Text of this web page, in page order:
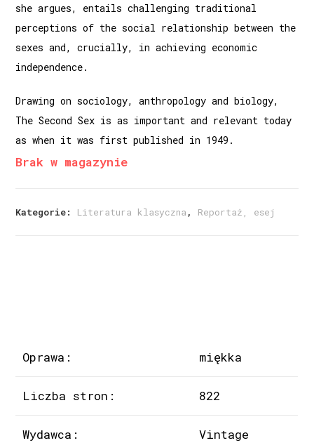
she argues, entails challenging traditional
perceptions of the social relationship between the
sexes and, crucially, in achieving economic
independence.
Drawing on sociology, anthropology and biology,
The Second Sex is as important and relevant today
as when it was first published in 1949.
Brak w magazynie
Kategorie: Literatura klasyczna , Reportaż, esej
Oprawa: miękka
Liczba stron: 822
Wydawca: Vintage